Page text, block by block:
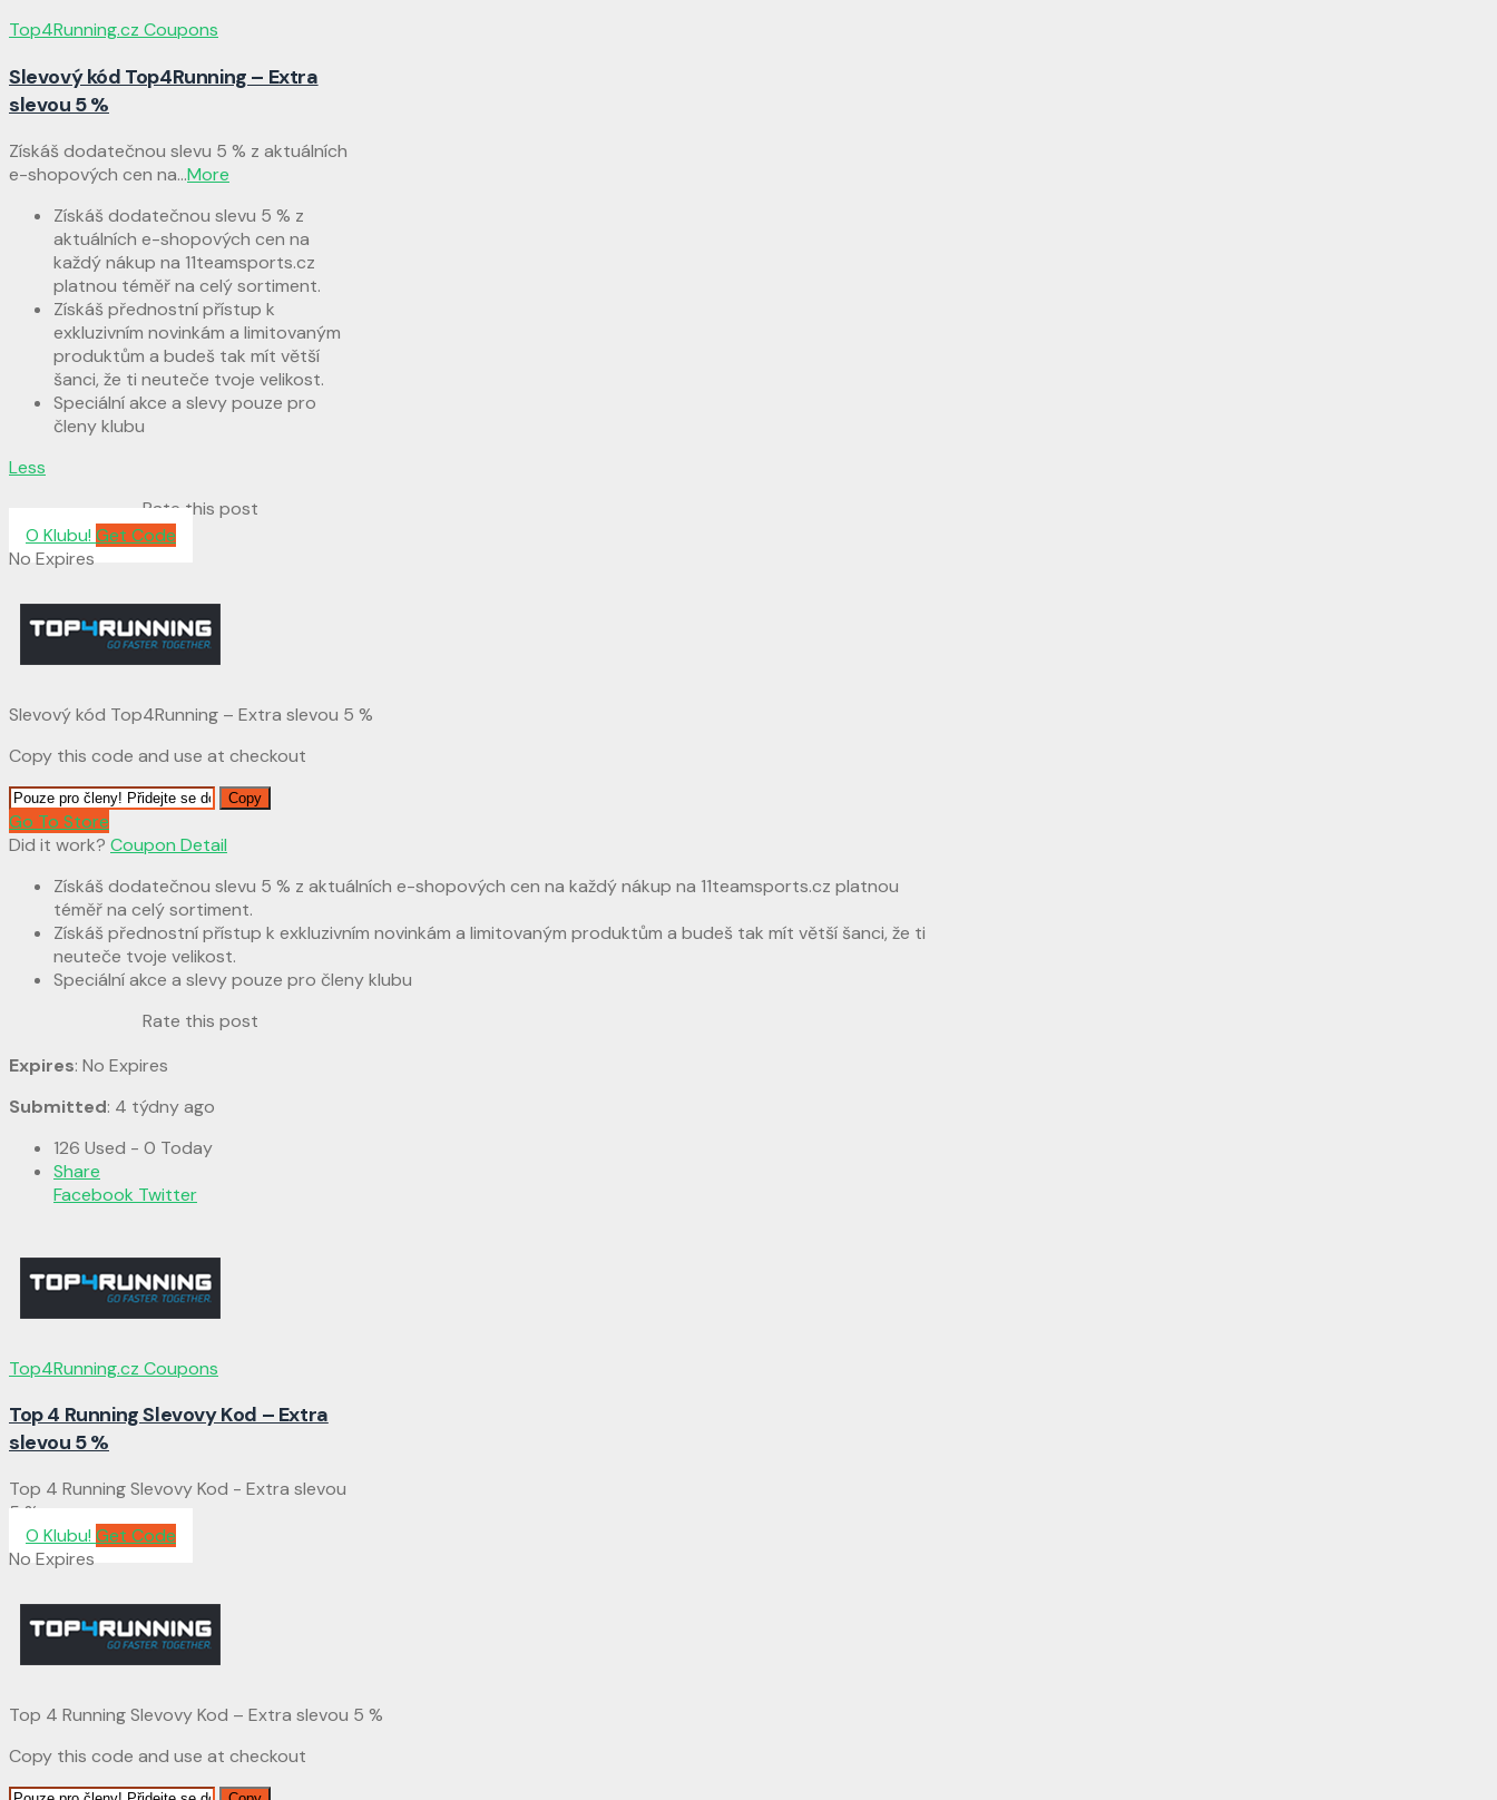
Top4Running.cz Coupons
Slevový kód Top4Running – Extra
slevou 5 %
Získáš dodatečnou slevu 5 % z aktuálních
e-shopových cen na...More
Získáš dodatečnou slevu 5 % z
aktuálních e-shopových cen na
každý nákup na 11teamsports.cz
platnou téměř na celý sortiment.
Získáš přednostní přístup k
exkluzivním novinkám a limitovaným
produktům a budeš tak mít větší
šanci, že ti neuteče tvoje velikost.
Speciální akce a slevy pouze pro
členy klubu
Less
Rate this post
O Klubu! Get Code
No Expires
Slevový kód Top4Running – Extra slevou 5 %
Copy this code and use at checkout
Copy
Go To Store
Did it work? Coupon Detail
Získáš dodatečnou slevu 5 % z aktuálních e-shopových cen na každý nákup na 11teamsports.cz platnou
téměř na celý sortiment.
Získáš přednostní přístup k exkluzivním novinkám a limitovaným produktům a budeš tak mít větší šanci, že ti
neuteče tvoje velikost.
Speciální akce a slevy pouze pro členy klubu
Rate this post
Expires: No Expires
Submitted: 4 týdny ago
126 Used - 0 Today
Share
Facebook Twitter
Top4Running.cz Coupons
Top 4 Running Slevovy Kod – Extra
slevou 5 %
Top 4 Running Slevovy Kod - Extra slevou
5 %
O Klubu! Get Code
No Expires
Top 4 Running Slevovy Kod – Extra slevou 5 %
Copy this code and use at checkout